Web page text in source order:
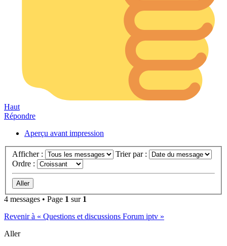
Haut
Répondre
Aperçu avant impression
Afficher :
Trier par :
Ordre :
4 messages • Page 1 sur 1
Revenir à « Questions et discussions Forum iptv »
Aller